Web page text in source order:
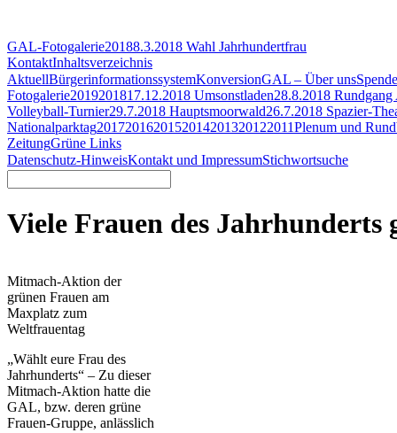
GAL-Fotogalerie20188.3.2018 Wahl Jahrhundertfrau
KontaktInhaltsverzeichnis
AktuellBürgerinformationssystemKonversionGAL – Über uns
Fotogalerie2019201817.12.2018 Umsonstladen28.8.2018 Rundgang
Volleyball-Turnier29.7.2018 Hauptsmoorwald26.7.2018 Spazier-
Nationalparktag2017201620152014201320122011Plenum und
ZeitungGrüne Links
Datenschutz-HinweisKontakt und ImpressumStichwortsuche
Viele Frauen des Jahrhunderts
Mitmach-Aktion der
grünen Frauen am
Maxplatz zum
Weltfrauentag
„Wählt eure Frau des
Jahrhunderts“ – Zu dieser
Mitmach-Aktion hatte die
GAL, bzw. deren grüne
Frauen-Gruppe, anlässlich